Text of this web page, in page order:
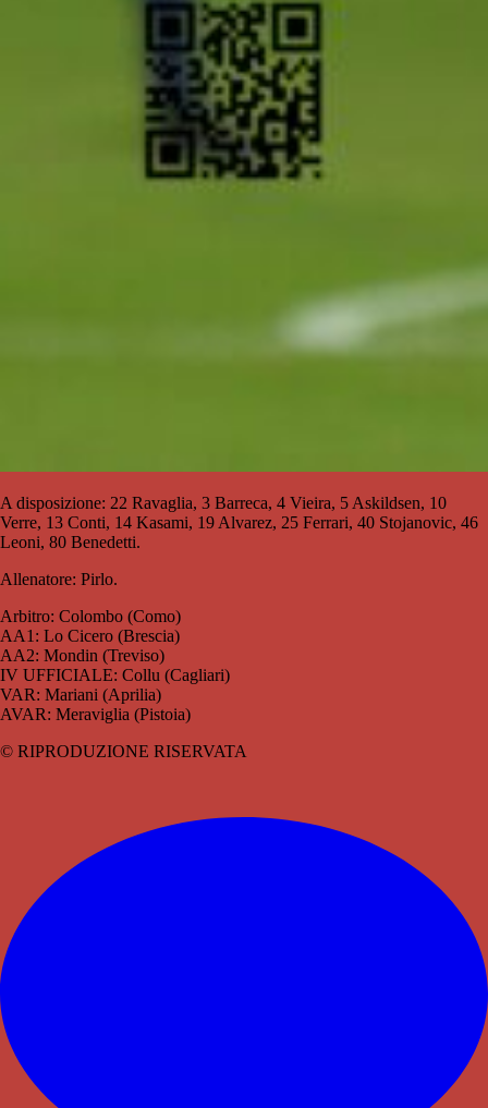
A disposizione: 22 Ravaglia, 3 Barreca, 4 Vieira, 5 Askildsen, 10
Verre, 13 Conti, 14 Kasami, 19 Alvarez, 25 Ferrari, 40 Stojanovic, 46
Leoni, 80 Benedetti.
Allenatore: Pirlo.
Arbitro: Colombo (Como)
AA1: Lo Cicero (Brescia)
AA2: Mondin (Treviso)
IV UFFICIALE: Collu (Cagliari)
VAR: Mariani (Aprilia)
AVAR: Meraviglia (Pistoia)
© RIPRODUZIONE RISERVATA